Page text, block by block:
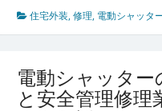
解
説
ャ
ッ
の
安
住宅外装,修理, 電動シャッタ
電動シャッタ
と安全管理修理